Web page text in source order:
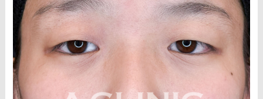
オプション：笑気麻酔 3,300円(税込)